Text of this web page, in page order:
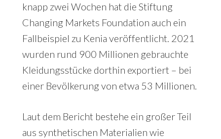
knapp zwei Wochen hat die Stiftung
Changing Markets Foundation auch ein
Fallbeispiel zu Kenia veröffentlicht. 2021
wurden rund 900 Millionen gebrauchte
Kleidungsstücke dorthin exportiert – bei
einer Bevölkerung von etwa 53 Millionen.
Laut dem Bericht bestehe ein großer Teil
aus synthetischen Materialien wie